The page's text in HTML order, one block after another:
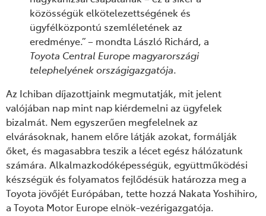
közösségük elkötelezettségének és
ügyfélközpontú szemléletének az
eredménye.” – mondta László Richárd, a
Toyota Central Europe magyarországi
telephelyének országigazgatója.
Az Ichiban díjazottjaink megmutatják, mit jelent
valójában nap mint nap kiérdemelni az ügyfelek
bizalmát. Nem egyszerűen megfelelnek az
elvárásoknak, hanem előre látják azokat, formálják
őket, és magasabbra teszik a lécet egész hálózatunk
számára. Alkalmazkodóképességük, együttműködési
készségük és folyamatos fejlődésük határozza meg a
Toyota jövőjét Európában, tette hozzá Nakata Yoshihiro,
a Toyota Motor Europe elnök-vezérigazgatója.